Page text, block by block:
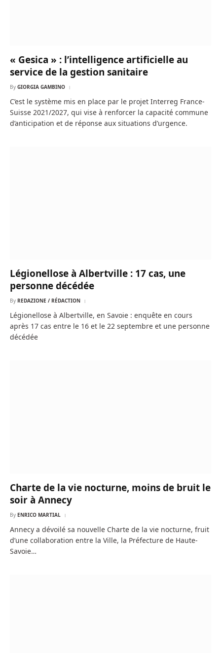
« Gesica » : l’intelligence artificielle au
service de la gestion sanitaire
By GIORGIA GAMBINO
C’est le système mis en place par le projet Interreg France-
Suisse 2021/2027, qui vise à renforcer la capacité commune
d’anticipation et de réponse aux situations d’urgence.
Légionellose à Albertville : 17 cas, une
personne décédée
By REDAZIONE / RÉDACTION
Légionellose à Albertville, en Savoie : enquête en cours
après 17 cas entre le 16 et le 22 septembre et une personne
décédée
Charte de la vie nocturne, moins de bruit le
soir à Annecy
By ENRICO MARTIAL
Annecy a dévoilé sa nouvelle Charte de la vie nocturne, fruit
d’une collaboration entre la Ville, la Préfecture de Haute-
Savoie…